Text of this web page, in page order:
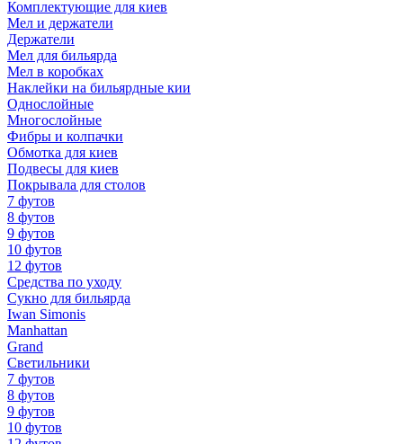
Комплектующие для киев
Мел и держатели
Держатели
Мел для бильярда
Мел в коробках
Наклейки на бильярдные кии
Однослойные
Многослойные
Фибры и колпачки
Обмотка для киев
Подвесы для киев
Покрывала для столов
7 футов
8 футов
9 футов
10 футов
12 футов
Средства по уходу
Сукно для бильярда
Iwan Simonis
Manhattan
Grand
Светильники
7 футов
8 футов
9 футов
10 футов